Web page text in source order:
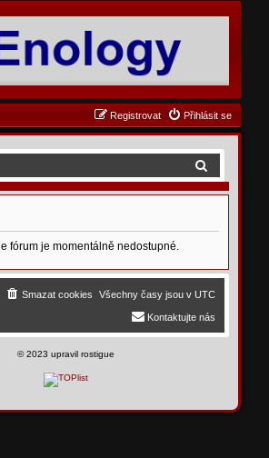
Přihlásit se
Registrovat
d
t
fórum je momentálně nedostupné.
Všechny časy jsou v UTC
Smazat cookies
Kontaktujte nás
©2023 upravil rostigue